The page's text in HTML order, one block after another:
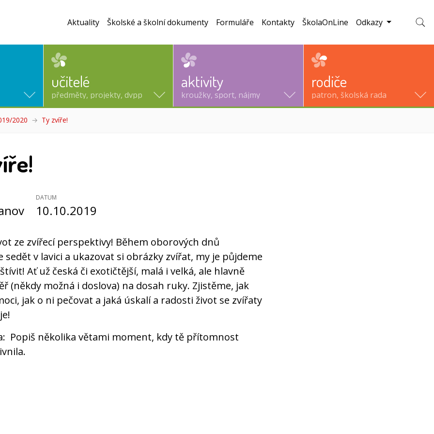
učitelé
předměty, projekty, dvpp
aktivity
kroužky, sport, nájmy
rodiče
patron, školská rada
Aktuality Školské a školní dokumenty Formuláře Kontakty ŠkolaOnLine Odkazy
2020 Ty zvíře!
DATUM
10.10.2019
ze zvířecí perspektivy! Během oborových dnů
sedět v lavici a ukazovat si obrázky zvířat, my je půjdeme
Ať už česká či exotičtější, malá i velká, ale hlavně
(někdy možná i doslova) na dosah ruky. Zjistěme, jak
jak o ni pečovat a jaká úskalí a radosti život se zvířaty
Popiš několika větami moment, kdy tě přítomnost